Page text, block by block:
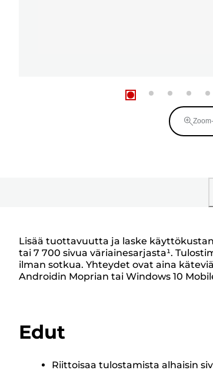
Lisää tuottavuutta ja laske
tai 7 700 sivua väriainesarjasta¹.
ilman sotkua. Yhteydet ovat aina
Androidin Moprian tai Windows 10
Edut
Riittoisaa tulostamista alhaisin